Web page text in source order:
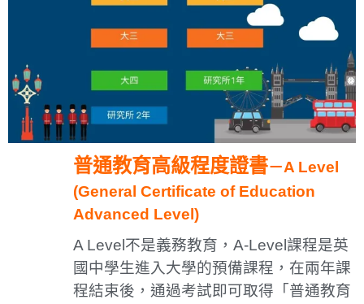
普通教育高級程度證書－A Level
(General Certificate of Education
Advanced Level)
A Level不是義務教育，A-Level課程是英
國中學生進入大學的預備課程，在兩年課
程結束後，通過考試即可取得「普通教育